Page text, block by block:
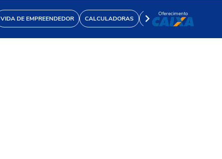
VIDA DE EMPREENDEDOR CALCULADORAS VÍDEOS
Oferecimento